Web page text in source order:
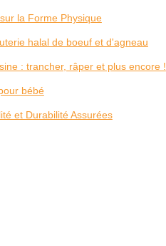
la Forme Physique
halal de boeuf et d'agneau
: trancher, râper et plus encore !
bébé
et Durabilité Assurées